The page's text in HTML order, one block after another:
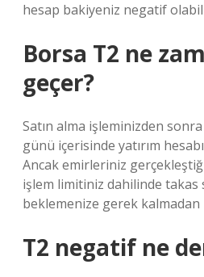
hesap bakiyeniz negatif
Borsa T2 ne
geçer?
Satın alma işleminizden
günü içerisinde yatırım
Ancak emirleriniz
işlem limitiniz dahilinde takas
beklemenize gerek
T2 negatif ne